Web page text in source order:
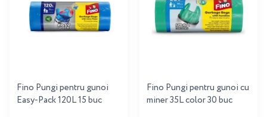
Fino Pungi pentru gunoi
Easy-Pack 120L 15 buc
Fino Pungi pentru gunoi cu
miner 35L color 30 buc